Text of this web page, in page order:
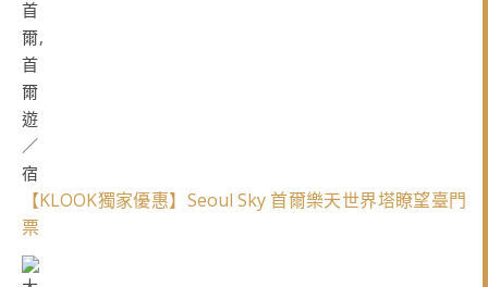
【KLOOK獨家優惠】Seoul Sky 首爾樂天世界塔瞭望臺門
票